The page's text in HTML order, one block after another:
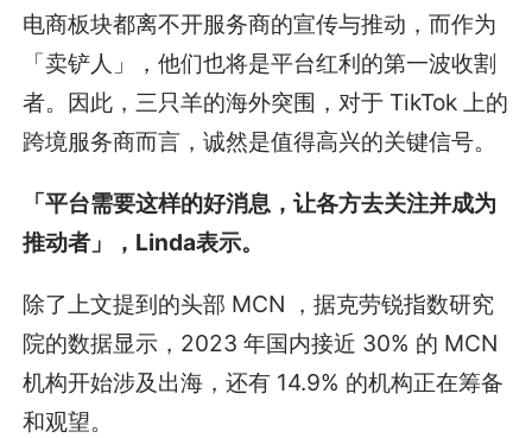
电商板块都离不开服务商的宣传与推动，而作为
「卖铲人」，他们也将是平台红利的第一波收割
者。因此，三只羊的海外突围，对于 TikTok 上的
跨境服务商而言，诚然是值得高兴的关键信号。
「平台需要这样的好消息，让各方去关注并成为
推动者」，Linda表示。
除了上文提到的头部 MCN ，据克劳锐指数研究
院的数据显示，2023 年国内接近 30% 的 MCN
机构开始涉及出海，还有 14.9% 的机构正在筹备
和观望。